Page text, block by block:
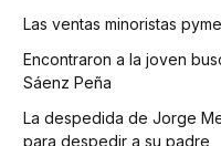
Las ventas minoristas
Encontraron a la joven
Sáenz Peña
La despedida de Jorge
para despedir a su padre